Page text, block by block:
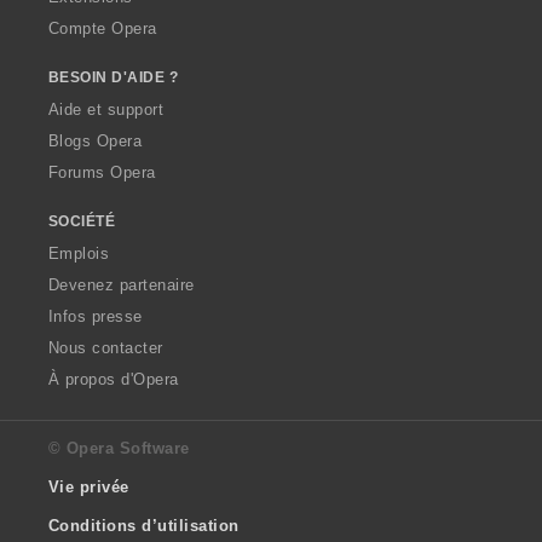
Compte Opera
BESOIN D'AIDE ?
Aide et support
Blogs Opera
Forums Opera
SOCIÉTÉ
Emplois
Devenez partenaire
Infos presse
Nous contacter
À propos d'Opera
© Opera Software
Vie privée
Conditions d’utilisation